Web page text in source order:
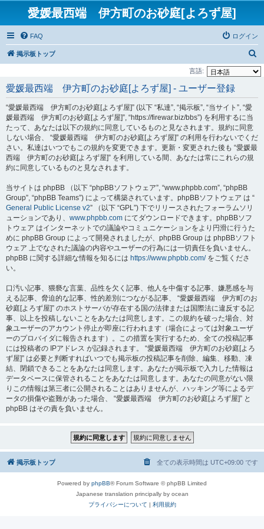
愛媛最西端 伊方町のお砂庭[よろず屋]
FAQ ログイン
掲示板トップ
索
言語:
愛媛最西端 伊方町のお砂庭[よろず屋] - ユーザー登録
“愛媛最西端 伊方町のお砂庭[よろず屋]” (以下 “私達”, “掲示板”, “当サイト”, “愛
媛最西端 伊方町のお砂庭[よろず屋]”, “https://firewar.biz/bbs”) を利用するに当
たって、あなたは以下の規約に同意しているものと見なされます。規約に同意
しない場合、 “愛媛最西端 伊方町のお砂庭[よろず屋]” の利用を行わないでくだ
さい。私達はいつでもこの規約を変更できます。更新・変更された後も “愛媛最
西端 伊方町のお砂庭[よろず屋]” を利用している間、あなたは常にこれらの規
約に同意しているものと見なされます。
当サイトは phpBB （以下 “phpBBソフトウェア”, “www.phpbb.com”, “phpBB
Group”, “phpBB Teams”) によって構築されています。phpBBソフトウェア は “
General Public License v2” （以下 “GPL”) 下でリリースされたフォーラムソリ
ューションであり、 www.phpbb.com にてダウンロードできます。phpBBソフ
トウェア はインターネットでの議論やコミュニケーションをより円滑に行うた
めに phpBB Group によって開発されましたが、phpBB Group は phpBBソフト
ウェア 上でなされた議論の内容やユーザーの行為には一切責任を負いません。
phpBB に関する詳細な情報を知るには https://www.phpbb.com/をご覧くださ
い。
口汚い記事、猥褻な言葉、品性を欠く記事、他人を中傷する記事、嫌悪感を与
える記事、脅迫的な記事、性的差別につながる記事、 “愛媛最西端 伊方町のお
砂庭[よろず屋]” のホストサーバが存在する国の法律または国際法に違反する記
事、以上を投稿しないことをあなたは同意します。この規約を破った場合、対
象ユーザーのアカウント停止が即座に行われます（場合によっては対象ユーザ
ーのプロバイダに報告されます）。この措置を実行するため、全ての投稿記事
には投稿者の IPアドレス が記録されます。 “愛媛最西端 伊方町のお砂庭[よろ
ず屋]” は必要と判断すればいつでも掲示板の投稿記事を削除、編集、移動、凍
結、閉鎖できることをあなたは同意します。あなたが掲示板で入力した情報は
データベースに保管されることをあなたは同意します。あなたの同意がない限
りこの情報は第三者に公開されることはありませんが、ハッキング等によるデ
ータの損傷や盗難があった場合、 “愛媛最西端 伊方町のお砂庭[よろず屋]” と
phpBB はその責を負いません。
掲示板トップ 全ての表示時間は UTC+09:00 です
Powered by phpBB® Forum Software © phpBB Limited
Japanese translation principally by ocean
プライバシーについて | 利用規約